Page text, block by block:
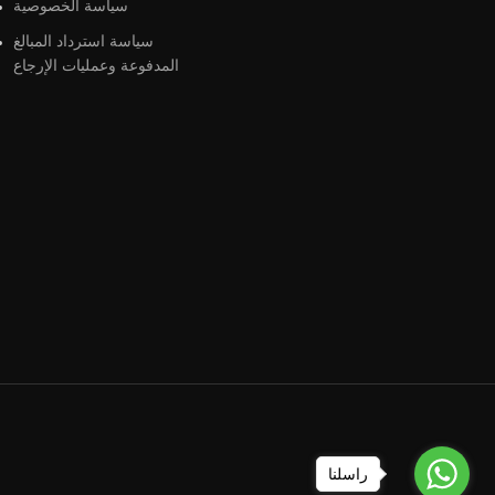
سياسة الخصوصية
سياسة استرداد المبالغ
المدفوعة وعمليات الإرجاع
راسلنا